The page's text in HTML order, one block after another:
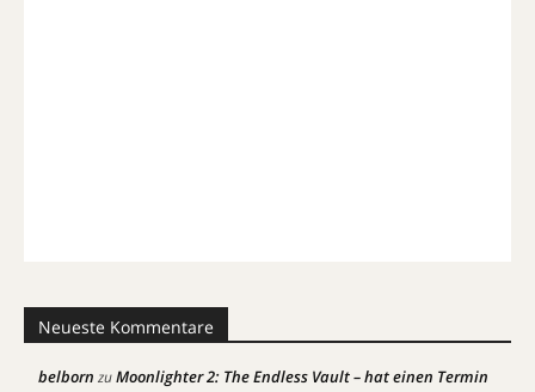
Neueste Kommentare
belborn zuMoonlighter 2: The Endless Vault – hat einen Termin